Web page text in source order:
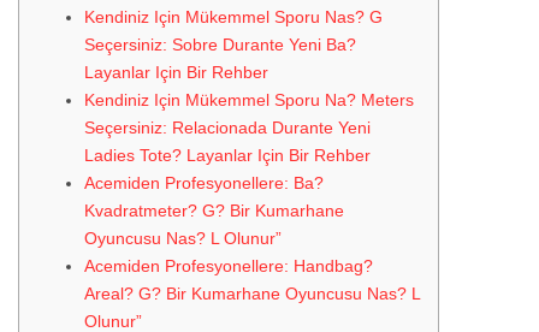
Kendiniz Için Mükemmel Sporu Nas? G
Seçersiniz: Sobre Durante Yeni Ba?
Layanlar Için Bir Rehber
Kendiniz Için Mükemmel Sporu Na? Meters
Seçersiniz: Relacionada Durante Yeni
Ladies Tote? Layanlar Için Bir Rehber
Acemiden Profesyonellere: Ba?
Kvadratmeter? G? Bir Kumarhane
Oyuncusu Nas? L Olunur”
Acemiden Profesyonellere: Handbag?
Areal? G? Bir Kumarhane Oyuncusu Nas? L
Olunur”